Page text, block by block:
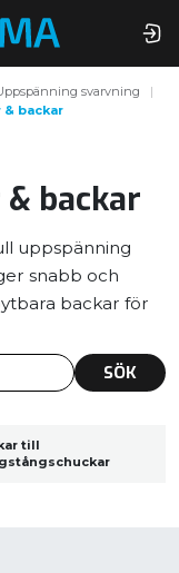
svarvning
backar
backar
uppspänning
snabb och
backar för
SÖK
till